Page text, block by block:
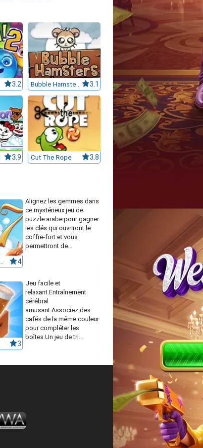
3.2 Bubble Hamsters 3.1
3.9 Cut The Rope 3.8
4
Alignez les gemmes dans
ce mystérieux jeu de
puzzle arabe pour gagner
les clés qui ouvriront le
coffre-fort et vous
permettront de...
3
Jeu facile et
relaxant.Entraînement
cérébral
amusant.Associez des
cafés de la même couleur
pour compléter les
boîtes.Un jeu de tri...